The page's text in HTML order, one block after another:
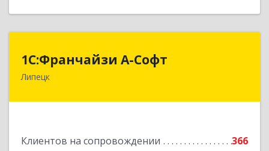
1С:Франчайзи А-Софт
Липецк
Клиентов на сопровождении
366
1С:Франчайзи А-Софт
398059, Липецкая обл, Липецк г, Фрунзе ул,